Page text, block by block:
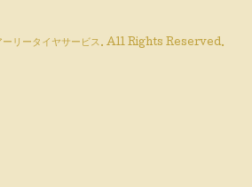
リータイヤサービス. All Rights Reserved.